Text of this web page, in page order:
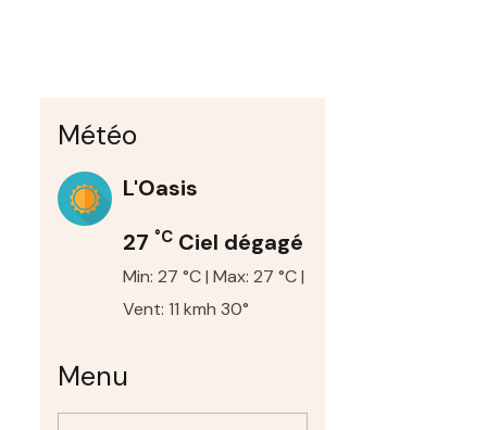
Météo
L'Oasis
27 °C Ciel dégagé
Min: 27 °C | Max: 27 °C |
Vent: 11 kmh 30°
Menu